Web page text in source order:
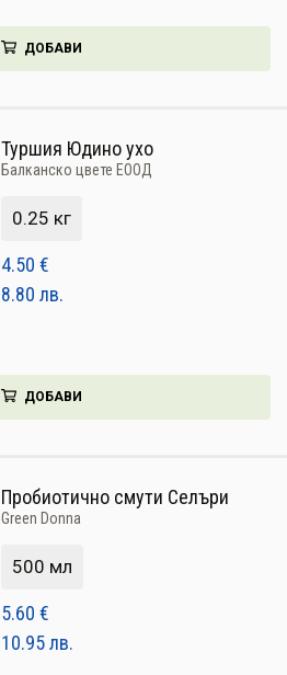
ДОБАВИ
Туршия Юдино ухо
Балканско цвете ЕООД
0.25 кг
4.50 €
8.80 лв.
ДОБАВИ
Пробиотично смути Селъри
Green Donna
500 мл
5.60 €
10.95 лв.